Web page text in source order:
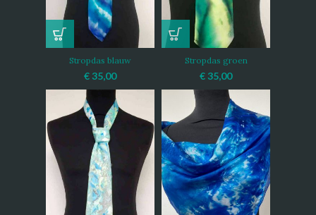
Stropdas blauw
€ 35,00
Stropdas groen
€ 35,00